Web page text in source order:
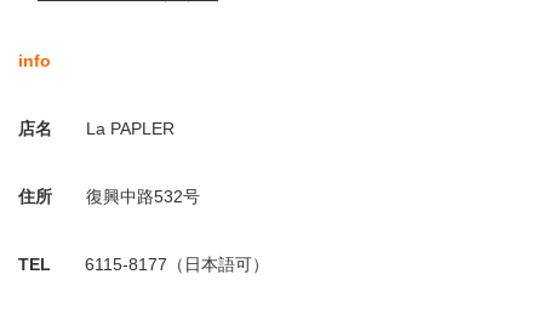
info
店名 La PAPLER
住所 復興中路532号
TEL 6115-8177（日本語可）